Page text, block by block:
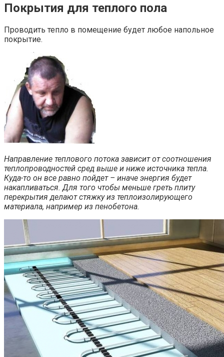
Покрытия для теплого пола
Проводить тепло в помещение будет любое напольное
покрытие.
Направление теплового потока зависит от соотношения
теплопроводностей сред выше и ниже источника тепла.
Куда-то он все равно пойдет – иначе энергия будет
накапливаться. Для того чтобы меньше греть плиту
перекрытия делают стяжку из теплоизолирующего
материала, например из пенобетона.